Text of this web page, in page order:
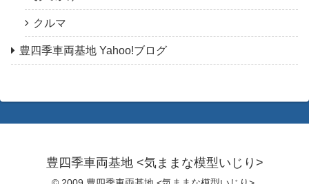
クルマ
豊四季車両基地 Yahoo!ブログ
豊四季車両基地 <気ままな模型いじり>